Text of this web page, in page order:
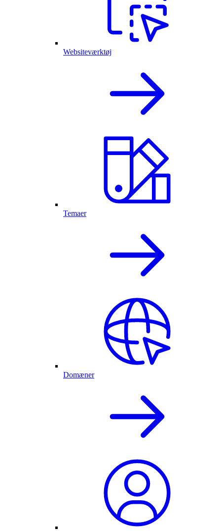
Websiteværktøj
Temaer
Domæner